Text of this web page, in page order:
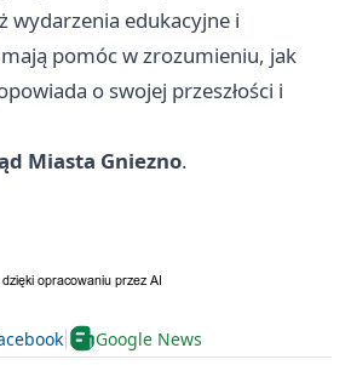
wydarzenia edukacyjne i
pomóc w zrozumieniu, jak
o swojej przeszłości i
Miasta Gniezno.
Google News